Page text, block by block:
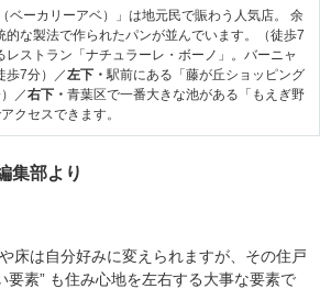
ベーカリーアベ）」は地元民で賑わう人気店。 余
的な製法で作られたパンが並んでいます。（徒歩7
レストラン「ナチュラーレ・ボーノ」。バーニャ
歩7分）／左下・駅前にある「藤が丘ショッピング
／右下・ 青葉区で一番大きな池がある「もえぎ野
クセスできます。
集部より
床は自分好みに変えられますが、その住戸
要素” も住み心地を左右する大事な要素で